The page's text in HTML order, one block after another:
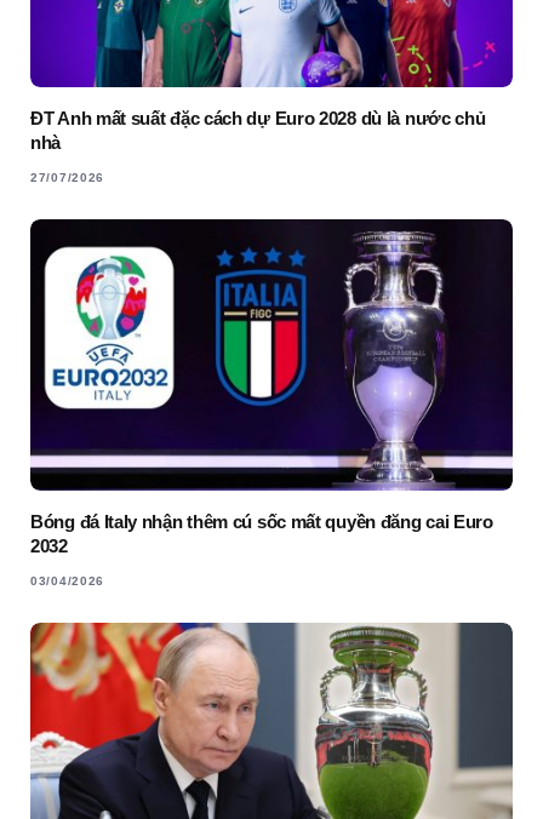
ĐT Anh mất suất đặc cách dự Euro 2028 dù là nước chủ
nhà
27/07/2026
Bóng đá Italy nhận thêm cú sốc mất quyền đăng cai Euro
2032
03/04/2026